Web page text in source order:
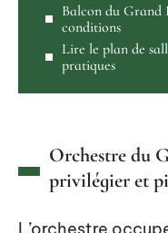
Balcon du Grand
conditions
Lire le plan de
pratiques
Orchestre du
privilégier et